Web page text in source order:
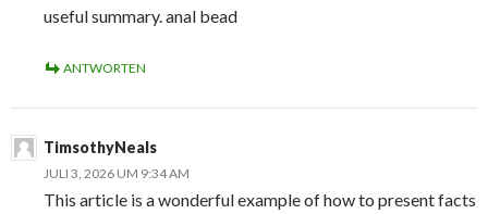
useful summary. anal bead
ANTWORTEN
TimsothyNeals
JULI 3, 2026 UM 9:34 AM
This article is a wonderful example of how to present facts